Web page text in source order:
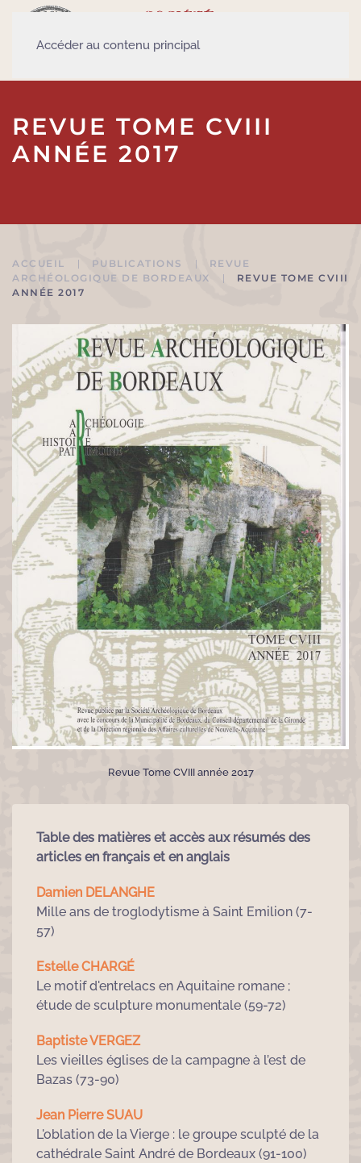
Accéder au contenu principal
REVUE TOME CVIII
ANNÉE 2017
ACCUEIL PUBLICATIONS
REVUE
ARCHÉOLOGIQUE DE BORDEAUX
REVUE TOME CVIII
ANNÉE 2017
Revue Tome CVIII année 2017
Table des matières et accès aux résumés des
articles en français et en anglais
Damien DELANGHE
Mille ans de troglodytisme à Saint Emilion (7-
57)
Estelle CHARGÉ
Le motif d'entrelacs en Aquitaine romane ;
étude de sculpture monumentale (59-72)
Baptiste VERGEZ
Les vieilles églises de la campagne à l’est de
Bazas (73-90)
Jean Pierre SUAU
L'oblation de la Vierge : le groupe sculpté de la
cathédrale Saint André de Bordeaux (91-100)